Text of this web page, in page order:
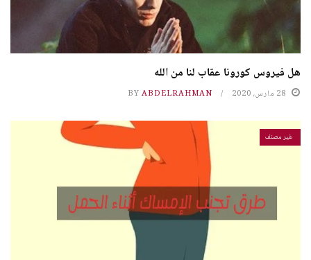
هل فيروس كورونا عقاب لنا من الله
28 مارس، 2020 BY ABDELRAHMAN
غير مصنف